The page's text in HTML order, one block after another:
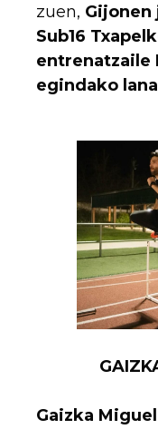
zuen, Gijonen
Sub16
entrenatzaile
egindako
GAIZKA
Gaizka Miguel